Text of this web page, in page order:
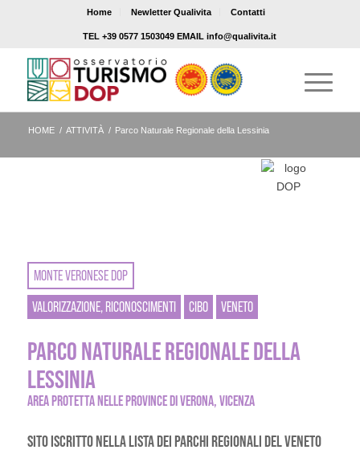
Home Newletter Qualivita Contatti
TEL +39 0577 1503049 EMAIL info@qualivita.it
HOME / ATTIVITÀ / Parco Naturale Regionale della Lessinia
MONTE VERONESE DOP
VALORIZZAZIONE, RICONOSCIMENTI
CIBO VENETO
PARCO NATURALE REGIONALE DELLA
LESSINIA
AREA PROTETTA NELLE PROVINCE DI VERONA, VICENZA
SITO ISCRITTO NELLA LISTA DEI PARCHI REGIONALI DEL VENETO